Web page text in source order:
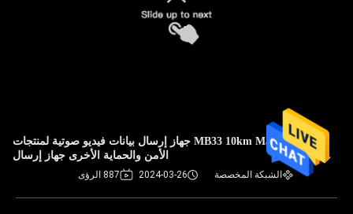
MB33 10km Manpack جهاز إرسال بيانات فيديو صوتية لمنتجات
الأمن والحماية الأخرى جهاز إرسال
الشبكة المخصصة 2024-03-26 887 الرؤى